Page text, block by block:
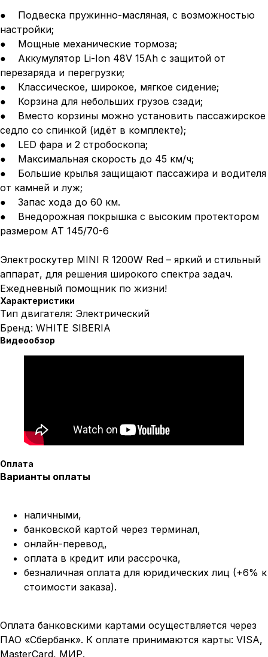
● Подвеска пружинно-масляная, с возможностью
настройки;
● Мощные механические тормоза;
● Аккумулятор Li-Ion 48V 15Ah с защитой от
перезаряда и перегрузки;
● Классическое, широкое, мягкое сидение;
● Корзина для небольших грузов сзади;
● Вместо корзины можно установить пассажирское
седло со спинкой (идёт в комплекте);
● LED фара и 2 стробоскопа;
● Максимальная скорость до 45 км/ч;
● Большие крылья защищают пассажира и водителя
от камней и луж;
● Запас хода до 60 км.
● Внедорожная покрышка с высоким протектором
размером AT 145/70-6
Электроскутер MINI R 1200W Red – яркий и стильный
аппарат, для решения широкого спектра задач.
Ежедневный помощник по жизни!
Характеристики
Тип двигателя: Электрический
Бренд: WHITE SIBERIA
Видеообзор
Оплата
Варианты оплаты
наличными,
банковской картой через терминал,
онлайн-перевод,
оплата в кредит или рассрочка,
безналичная оплата для юридических лиц (+6% к
стоимости заказа).
Оплата банковскими картами осуществляется через
ПАО «Сбербанк». К оплате принимаются карты: VISA,
MasterCard, МИР.